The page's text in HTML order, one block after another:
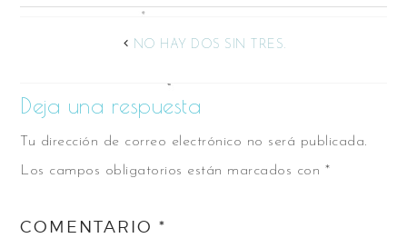
NO HAY DOS SIN TRES.
Deja una respuesta
Tu dirección de correo electrónico no será publicada.
Los campos obligatorios están marcados con *
COMENTARIO*